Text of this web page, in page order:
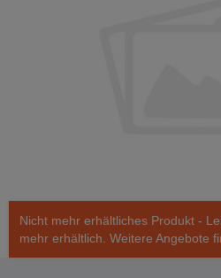
Nicht mehr erhältliches Produkt -
mehr erhältlich. Weitere Angebote